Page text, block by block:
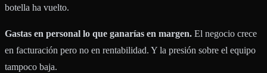
botella ha vuelto.
Gastas en personal lo que ganarías en margen. El negocio crece
en facturación pero no en rentabilidad. Y la presión sobre el equipo
tampoco baja.